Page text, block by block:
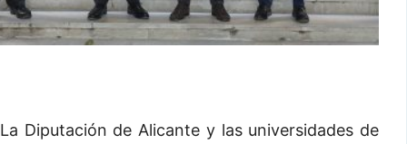
La Diputación de Alicante y las universidades de